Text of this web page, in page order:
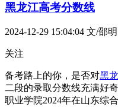
黑龙江高考分数线
2024-12-29 15:04:04 文/邵
关注
备考路上的你，是否对黑
二段的录取分数线充满好
职业学院2024年在山东综